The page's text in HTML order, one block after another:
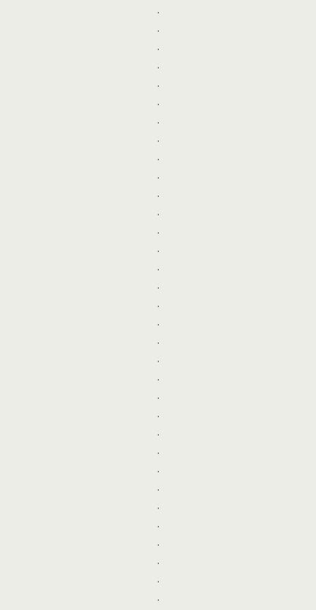
.
.
.
.
.
.
.
.
.
.
.
.
.
.
.
.
.
.
.
.
.
.
.
.
.
.
.
.
.
.
.
.
.